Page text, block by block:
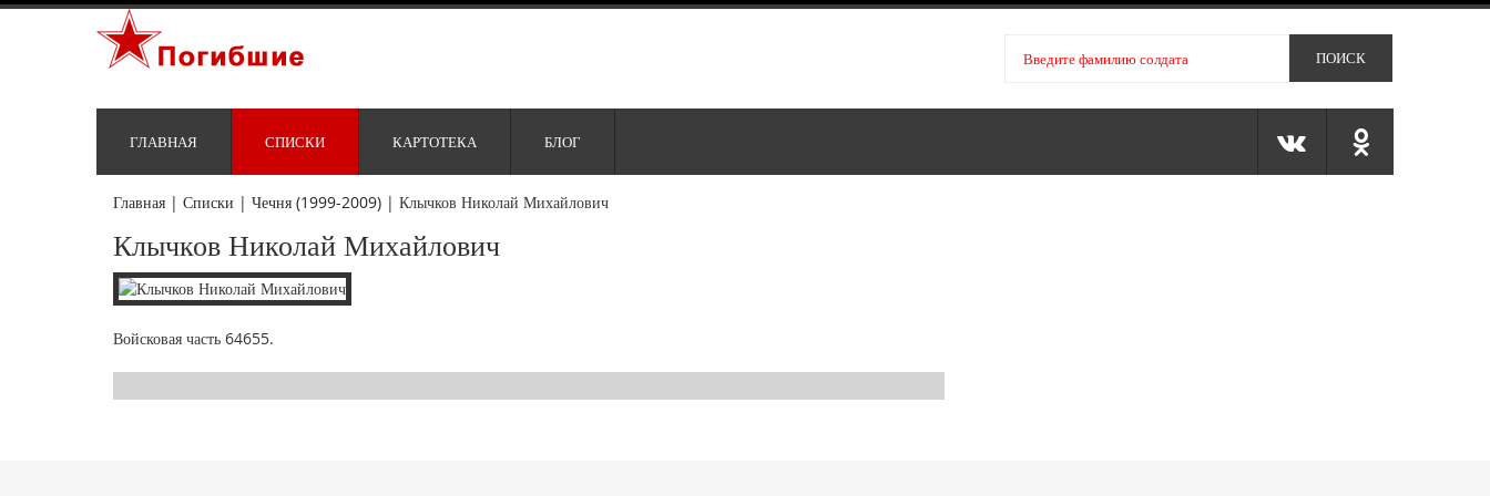
ГЛАВНАЯ СПИСКИ КАРТОТЕКА БЛОГ
Главная | Списки | Чечня (1999-2009) | Клычков Николай Михайлович
Клычков Николай Михайлович
Войсковая часть 64655.